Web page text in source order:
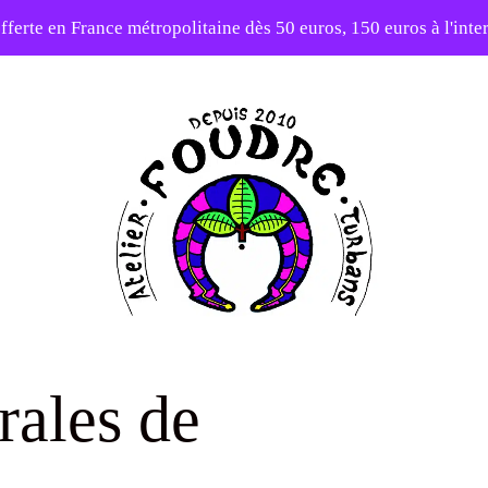
en France métropolitaine dès 50 euros, 150 euros à
-20% sur tout le site avec le code PATIENCE
de